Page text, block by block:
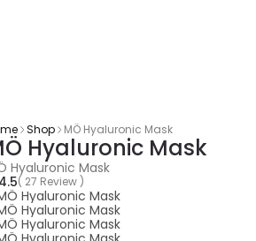
Shop MÖ Hyaluronic Mask
Hyaluronic Mask
Hyaluronic Mask
4.5( 27 Review )
Hyaluronic Mask
Hyaluronic Mask
Hyaluronic Mask